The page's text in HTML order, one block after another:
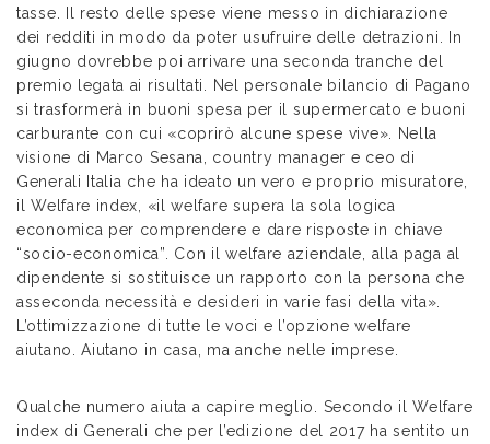
tasse. Il resto delle spese viene messo in dichiarazione
dei redditi in modo da poter usufruire delle detrazioni. In
giugno dovrebbe poi arrivare una seconda tranche del
premio legata ai risultati. Nel personale bilancio di Pagano
si trasformerà in buoni spesa per il supermercato e buoni
carburante con cui «coprirò alcune spese vive». Nella
visione di Marco Sesana, country manager e ceo di
Generali Italia che ha ideato un vero e proprio misuratore,
il Welfare index, «il welfare supera la sola logica
economica per comprendere e dare risposte in chiave
“socio-economica”. Con il welfare aziendale, alla paga al
dipendente si sostituisce un rapporto con la persona che
asseconda necessità e desideri in varie fasi della vita».
L’ottimizzazione di tutte le voci e l’opzione welfare
aiutano. Aiutano in casa, ma anche nelle imprese.
Qualche numero aiuta a capire meglio. Secondo il Welfare
index di Generali che per l’edizione del 2017 ha sentito un